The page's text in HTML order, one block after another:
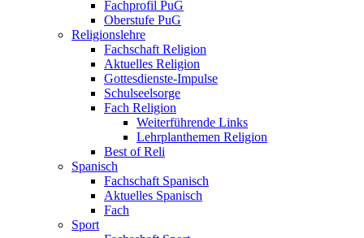
Fachprofil PuG
Oberstufe PuG
Religionslehre
Fachschaft Religion
Aktuelles Religion
Gottesdienste-Impulse
Schulseelsorge
Fach Religion
Weiterführende Links
Lehrplanthemen Religion
Best of Reli
Spanisch
Fachschaft Spanisch
Aktuelles Spanisch
Fach
Sport